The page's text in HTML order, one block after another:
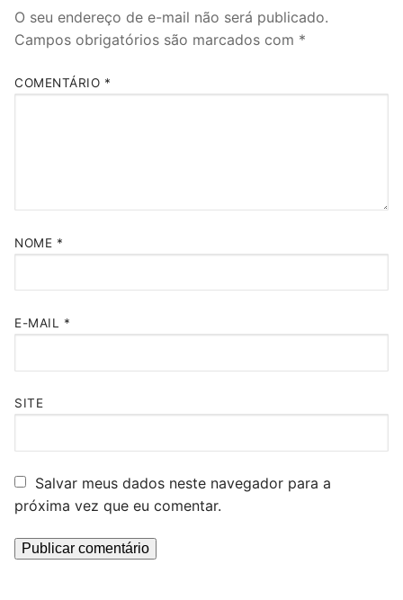
O seu endereço de e-mail não será publicado.
Campos obrigatórios são marcados com *
COMENTÁRIO *
NOME *
E-MAIL *
SITE
Salvar meus dados neste navegador para a
próxima vez que eu comentar.